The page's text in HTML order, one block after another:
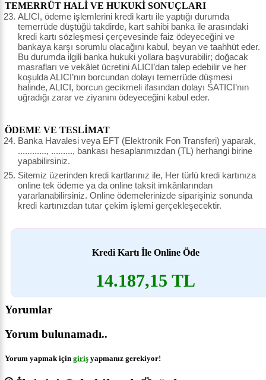
TEMERRÜT HALİ VE HUKUKİ SONUÇLARI
ALICI, ödeme işlemlerini kredi kartı ile yaptığı durumda
temerrüde düştüğü takdirde, kart sahibi banka ile arasındaki
kredi kartı sözleşmesi çerçevesinde faiz ödeyeceğini ve
bankaya karşı sorumlu olacağını kabul, beyan ve taahhüt eder.
Bu durumda ilgili banka hukuki yollara başvurabilir; doğacak
masrafları ve vekâlet ücretini ALICI’dan talep edebilir ve her
koşulda ALICI’nın borcundan dolayı temerrüde düşmesi
halinde, ALICI, borcun gecikmeli ifasından dolayı SATICI’nın
uğradığı zarar ve ziyanını ödeyeceğini kabul eder.
ÖDEME VE TESLİMAT
Banka Havalesi veya EFT (Elektronik Fon Transferi) yaparak,
............, ........., bankası hesaplarımızdan (TL) herhangi birine
yapabilirsiniz.
Sitemiz üzerinden kredi kartlarınız ile, Her türlü kredi kartınıza
online tek ödeme ya da online taksit imkânlarından
yararlanabilirsiniz. Online ödemelerinizde siparişiniz sonunda
kredi kartınızdan tutar çekim işlemi gerçekleşecektir.
Kredi Kartı İle Online Öde
14.187,15 TL
Yorumlar
Yorum bulunamadı..
Yorum yapmak için giriş yapmanız gerekiyor!